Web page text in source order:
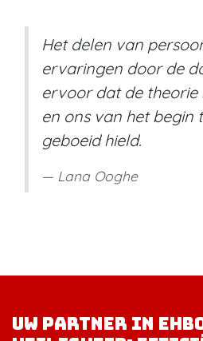
Het delen van
ervaringen door de
ervoor dat de theorie
en ons van het begin
geboeid hield.
Lana Ooghe
Uw partner in